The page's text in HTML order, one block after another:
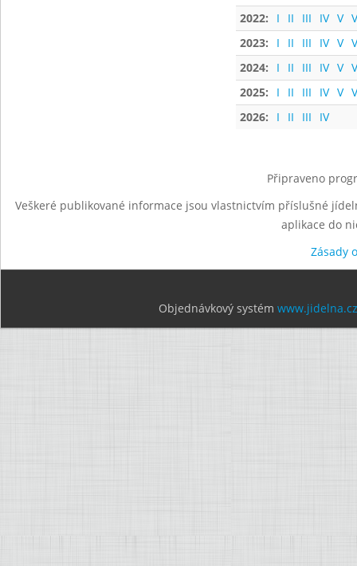
2022:
I II III IV V
2023:
I II III IV V
2024:
I II III IV V
2025:
I II III IV V
2026:
I II III IV
Připraveno
Veškeré publikované informace jsou vlastnictvím příslušné
aplikace do
Zásady
Objednávkový systém www.jidelna.cz